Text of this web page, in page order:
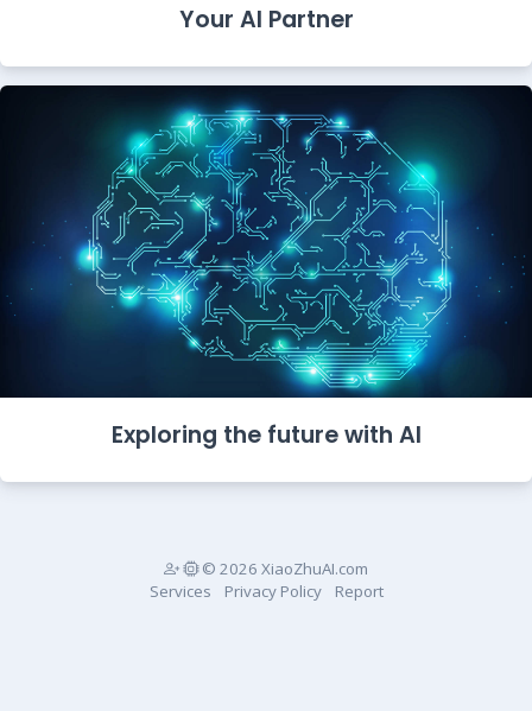
Your AI Partner
Exploring the future with AI
© 2026 XiaoZhuAI.com
Services
Privacy Policy Report